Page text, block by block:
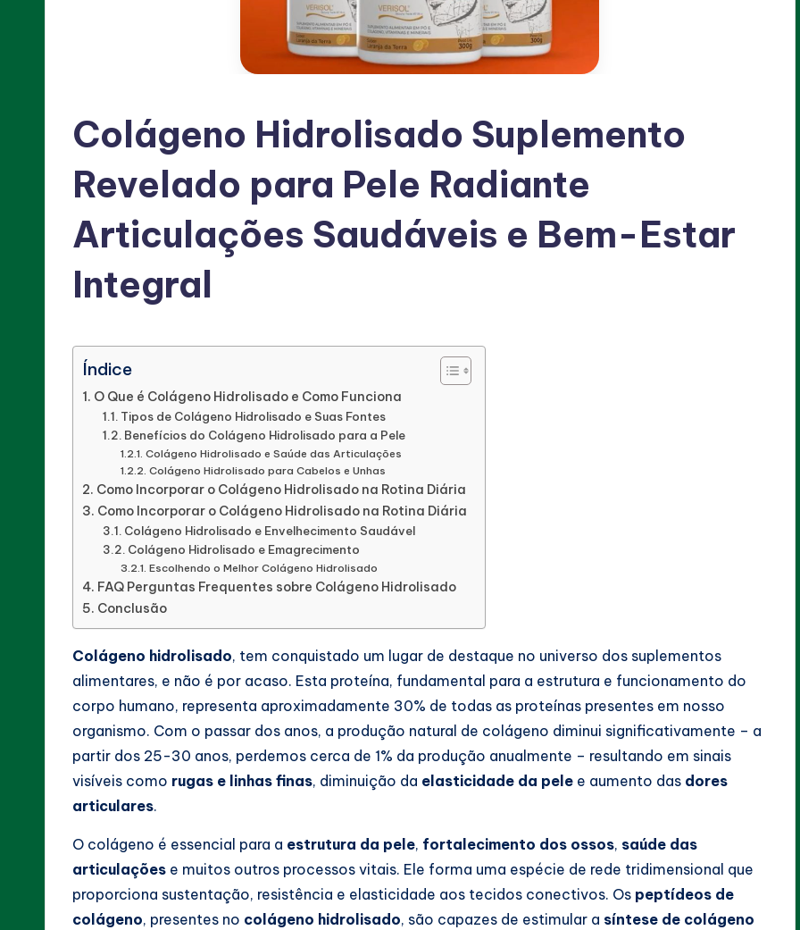
Emagrecimento,
Desintoxicação,
Aumento
Energia
melhoria
Saúde
Sexual.
Descubra
Soluções
Melhorar
Qualidade
Vida
com
Suplementos
Naturais
Estratégias
Saudáveis.
Colágeno Hidrolisado Suplemento
Revelado para Pele Radiante
Articulações Saudáveis e Bem-Estar
Integral
Índice
O Que é Colágeno Hidrolisado e Como Funciona
Tipos de Colágeno Hidrolisado e Suas Fontes
Benefícios do Colágeno Hidrolisado para a Pele
Colágeno Hidrolisado e Saúde das Articulações
Colágeno Hidrolisado para Cabelos e Unhas
Como Incorporar o Colágeno Hidrolisado na Rotina Diária
Como Incorporar o Colágeno Hidrolisado na Rotina Diária
Colágeno Hidrolisado e Envelhecimento Saudável
Colágeno Hidrolisado e Emagrecimento
Escolhendo o Melhor Colágeno Hidrolisado
FAQ Perguntas Frequentes sobre Colágeno Hidrolisado
Conclusão
Colágeno hidrolisado, tem conquistado um lugar de destaque no universo dos suplementos
alimentares, e não é por acaso. Esta proteína, fundamental para a estrutura e funcionamento do
corpo humano, representa aproximadamente 30% de todas as proteínas presentes em nosso
organismo. Com o passar dos anos, a produção natural de colágeno diminui significativamente – a
partir dos 25-30 anos, perdemos cerca de 1% da produção anualmente – resultando em sinais
visíveis como rugas e linhas finas, diminuição da elasticidade da pele e aumento das dores
articulares.
O colágeno é essencial para a estrutura da pele, fortalecimento dos ossos, saúde das
articulações e muitos outros processos vitais. Ele forma uma espécie de rede tridimensional que
proporciona sustentação, resistência e elasticidade aos tecidos conectivos. Os peptídeos de
colágeno, presentes no colágeno hidrolisado, são capazes de estimular a síntese de colágeno